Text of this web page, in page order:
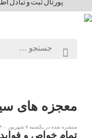
پورتال ثبت و تبادل
معجزه های
منتشره شده در یکشنبه ۷ شهریور ۱۴۰۰
تمام خواص و فواید